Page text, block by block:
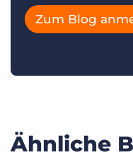
Zum Blog
Ähnliche